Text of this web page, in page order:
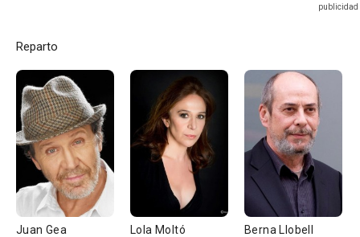
Reparto
Juan Gea Lola Moltó Berna Llobell